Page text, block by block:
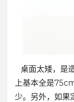
桌面太矮，是
上基本全是
少。另外，如果